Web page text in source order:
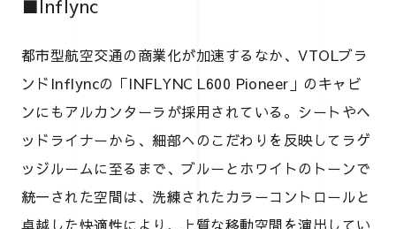
■Inflync
都市型航空交通の商業化が加速するなか、VTOLブラ
ンドInflyncの「INFLYNC L600 Pioneer」のキャビ
ンにもアルカンターラが採用されている。シートやヘ
ッドライナーから、細部へのこだわりを反映してラゲ
ッジルームに至るまで、ブルーとホワイトのトーンで
統一された空間は、洗練されたカラーコントロールと
卓越した快適性により、上質な移動空間を演出してい